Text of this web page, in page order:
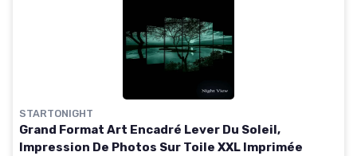
STARTONIGHT
Grand Format Art Encadré Lever Du Soleil,
Impression De Photos Sur Toile XXL Imprimée